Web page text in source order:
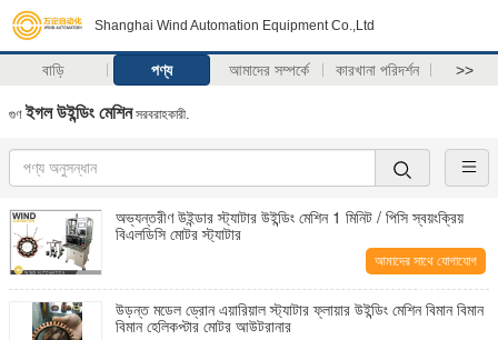
Shanghai Wind Automation Equipment Co.,Ltd
বাড়ি পণ্য আমাদের সম্পর্কে কারখানা পরিদর্শন >>
গুণ ইগল উইন্ডিং মেশিনসরবরাহকারী.
অভ্যন্তরীণ উইন্ডার স্ট্যাটার উইন্ডিং মেশিন 1 মিনিট / পিসি স্বয়ংক্রিয়
বিএলডিসি মোটর স্ট্যাটার
আমাদের সাথে যোগাযোগ
করুন
উড়ন্ত মডেল ড্রোন এয়ারিয়াল স্ট্যাটার ফ্লায়ার উইন্ডিং মেশিন বিমান বিমান
বিমান হেলিকপ্টার মোটর আউটরানার